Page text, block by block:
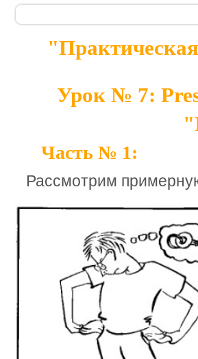
Урок № 7:
Часть № 1:
Рассмотрим